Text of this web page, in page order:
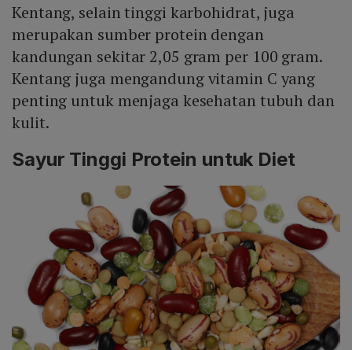
Kentang, selain tinggi karbohidrat, juga
merupakan sumber protein dengan
kandungan sekitar 2,05 gram per 100 gram.
Kentang juga mengandung vitamin C yang
penting untuk menjaga kesehatan tubuh dan
kulit.
Sayur Tinggi Protein untuk Diet